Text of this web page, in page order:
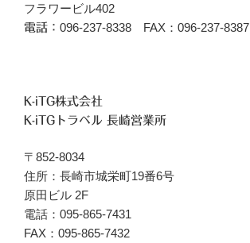
フラワービル402
電話： 096‐237-8338 FAX：096-237-8387
K-iTG株式会社
K-iTGトラベル 長崎営業所
〒852-8034
住所：長崎市城栄町19番6号
原田ビル 2F
電話：095-865-7431
FAX：095-865-7432